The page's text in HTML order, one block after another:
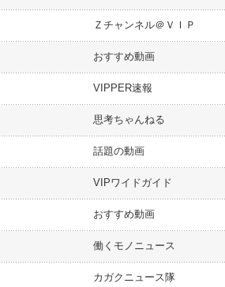
Ｚチャンネル＠ＶＩＰ
おすすめ動画
VIPPER速報
思考ちゃんねる
話題の動画
VIPワイドガイド
おすすめ動画
働くモノニュース
カガクニュース隊